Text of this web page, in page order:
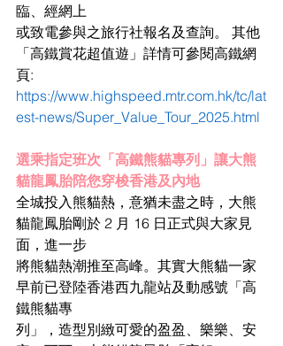
臨、經網上
或致電參與之旅行社報名及查詢。 其他
「高鐵賞花超值遊」詳情可參閱高鐵網
頁:
https://www.highspeed.mtr.com.hk/tc/lat
est-news/Super_Value_Tour_2025.html
選乘指定班次「高鐵熊貓專列」讓大熊
貓龍鳳胎陪您穿梭香港及內地
全城投入熊貓熱，意猶未盡之時，大熊
貓龍鳳胎剛於 2 月 16 日正式與大家見
面，進一步
將熊貓熱潮推至高峰。其實大熊貓一家
早前已登陸香港西九龍站及動感號「高
鐵熊貓專
列」，造型別緻可愛的盈盈、樂樂、安